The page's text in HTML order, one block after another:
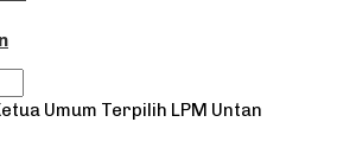
Umum Terpilih LPM Untan